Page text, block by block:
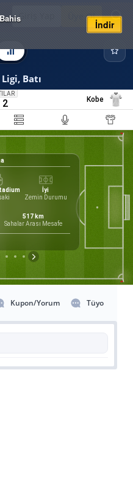
İndir
Giriş Yap Üye Ol
Batı
2 Kobe
İyi
Zemin Durumu
517 km
Sahalar Arası Mesafe
M G
Kupon/Yorum Tüyo